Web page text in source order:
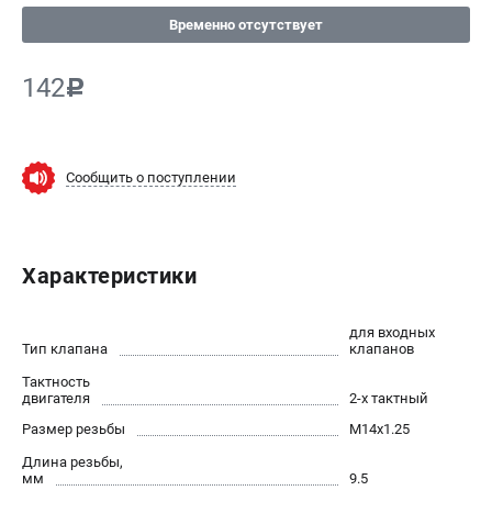
МАГАЗИНЫ
)
Нашли дешевле?
Политика обработки персональных данных
ИНФОРМАЦИЯ
О компании
Юридическим лицам
Как нас найти
Временно отсутствует
142c
Сообщить о поступлении
Характеристики
Тип клапана
для входных
клапанов
Тактность
двигателя
2-х тактный
Размер резьбы
М14х1.25
Длина резьбы,
мм
9.5